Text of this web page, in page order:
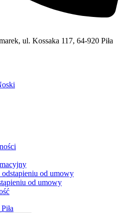
ul. Kossaka 117, 64-920 Piła
od umowy
od umowy